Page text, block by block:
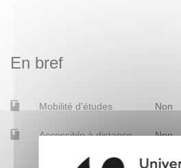
En bref
Mobilité d'études Non
Accessible à distance Non